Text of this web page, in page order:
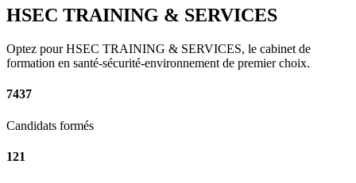
HSEC TRAINING & SERVICES
Optez pour HSEC TRAINING & SERVICES, le cabinet de
formation en santé-sécurité-environnement de premier choix.
7437
Candidats formés
121